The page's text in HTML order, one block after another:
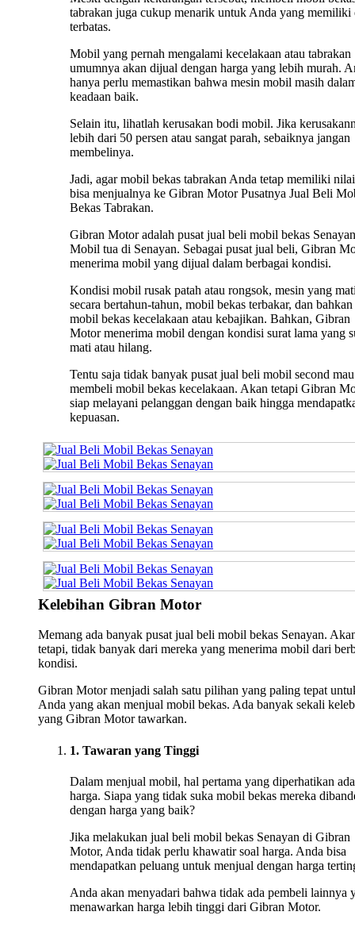
tabrakan juga cukup menarik untuk Anda yang memiliki
terbatas.
Mobil yang pernah mengalami kecelakaan atau tabrakan
umumnya akan dijual dengan harga yang lebih murah.
hanya perlu memastikan bahwa mesin mobil masih
keadaan baik.
Selain itu, lihatlah kerusakan bodi mobil. Jika
lebih dari 50 persen atau sangat parah, sebaiknya jangan
membelinya.
Jadi, agar mobil bekas tabrakan Anda tetap memiliki
bisa menjualnya ke Gibran Motor Pusatnya Jual Beli
Bekas Tabrakan.
Gibran Motor adalah pusat jual beli mobil bekas
Mobil tua di Senayan. Sebagai pusat jual beli, Gibran
menerima mobil yang dijual dalam berbagai kondisi.
Kondisi mobil rusak patah atau rongsok, mesin yang
secara bertahun-tahun, mobil bekas terbakar, dan bahkan
mobil bekas kecelakaan atau kebajikan. Bahkan, Gibran
Motor menerima mobil dengan kondisi surat lama yang
mati atau hilang.
Tentu saja tidak banyak pusat jual beli mobil second mau
membeli mobil bekas kecelakaan. Akan tetapi Gibran
siap melayani pelanggan dengan baik hingga
kepuasan.
Kelebihan Gibran Motor
Memang ada banyak pusat jual beli mobil bekas Senayan.
tetapi, tidak banyak dari mereka yang menerima mobil dari
kondisi.
Gibran Motor menjadi salah satu pilihan yang paling tepat
Anda yang akan menjual mobil bekas. Ada banyak sekali
yang Gibran Motor tawarkan.
1. Tawaran yang Tinggi
Dalam menjual mobil, hal pertama yang diperhatikan
harga. Siapa yang tidak suka mobil bekas mereka
dengan harga yang baik?
Jika melakukan jual beli mobil bekas Senayan di Gibran
Motor, Anda tidak perlu khawatir soal harga. Anda bisa
mendapatkan peluang untuk menjual dengan harga
Anda akan menyadari bahwa tidak ada pembeli lainnya
menawarkan harga lebih tinggi dari Gibran Motor.